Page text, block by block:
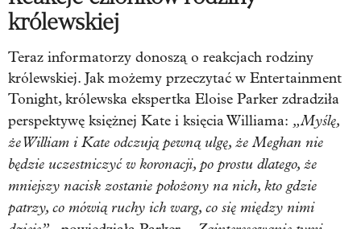
królewskiej
Teraz informatorzy donoszą o reakcjach rodziny
królewskiej. Jak możemy przeczytać w Entertainment
Tonight, królewska ekspertka Eloise Parker zdradziła
perspektywę księżnej Kate i księcia Williama: „Myślę,
że William i Kate odczują pewną ulgę, że Meghan nie
będzie uczestniczyć w koronacji, po prostu dlatego, że
mniejszy nacisk zostanie położony na nich, kto gdzie
patrzy, co mówią ruchy ich warg, co się między nimi